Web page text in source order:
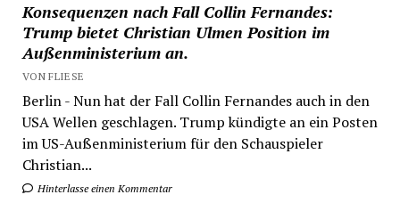
Konsequenzen nach Fall Collin Fernandes:
Trump bietet Christian Ulmen Position im
Außenministerium an.
VON FLIESE
Berlin - Nun hat der Fall Collin Fernandes auch in den
USA Wellen geschlagen. Trump kündigte an ein Posten
im US-Außenministerium für den Schauspieler
Christian...
Hinterlasse einen Kommentar